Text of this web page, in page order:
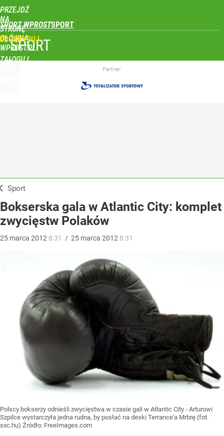
PRZEJDŹ
NA
STRONĘ
GŁÓWNĄ
WPROST.PL
SPORT WPROST
ZALOGUJ
SPORT
Partner
Sport
Bokserska gala w Atlantic City: komplet
zwycięstw Polaków
25 marca 2012 8:31 / 25 marca 2012 8:31
Polscy bokserzy odnieśli zwycięstwa w czasie gali w Atlantic City - Arturowi
Szpilce wystarczyła jedna rudna, by posłać na deski Terrance'a Mrbrę (fot.
sxc.hu) Źródło: FreeImages.com